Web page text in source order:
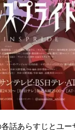
話あらすじとユ